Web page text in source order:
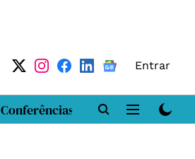
Entrar
Conferências DN LAB